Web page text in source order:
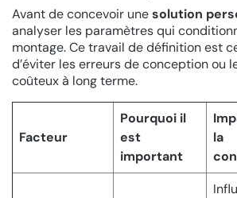
Avant de concevoir unesolution
analyser les paramètres qui
montage. Ce travail de définition est
d’éviter les erreurs de conception ou
coûteux à long terme.
Facteur
Pourquoi il
est
important
la